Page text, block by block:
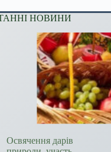
НОВИНИ
Освячення дарів